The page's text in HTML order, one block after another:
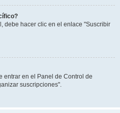
debe hacer clic en el enlace "Suscribir
entrar en el Panel de Control de
suscripciones".